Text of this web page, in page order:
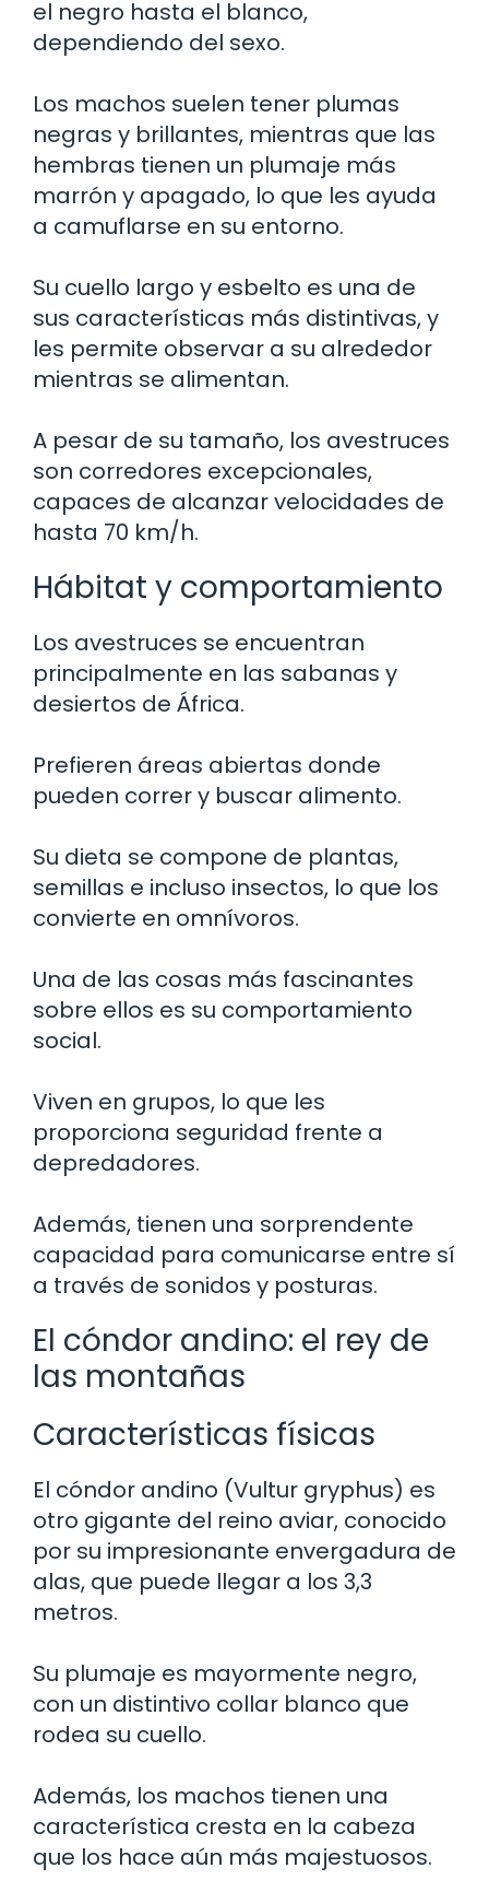
el negro hasta el blanco,
dependiendo del sexo.
Los machos suelen tener plumas
negras y brillantes, mientras que las
hembras tienen un plumaje más
marrón y apagado, lo que les ayuda
a camuflarse en su entorno.
Su cuello largo y esbelto es una de
sus características más distintivas, y
les permite observar a su alrededor
mientras se alimentan.
A pesar de su tamaño, los avestruces
son corredores excepcionales,
capaces de alcanzar velocidades de
hasta 70 km/h.
Hábitat y comportamiento
Los avestruces se encuentran
principalmente en las sabanas y
desiertos de África.
Prefieren áreas abiertas donde
pueden correr y buscar alimento.
Su dieta se compone de plantas,
semillas e incluso insectos, lo que los
convierte en omnívoros.
Una de las cosas más fascinantes
sobre ellos es su comportamiento
social.
Viven en grupos, lo que les
proporciona seguridad frente a
depredadores.
Además, tienen una sorprendente
capacidad para comunicarse entre sí
a través de sonidos y posturas.
El cóndor andino: el rey de
las montañas
Características físicas
El cóndor andino (Vultur gryphus) es
otro gigante del reino aviar, conocido
por su impresionante envergadura de
alas, que puede llegar a los 3,3
metros.
Su plumaje es mayormente negro,
con un distintivo collar blanco que
rodea su cuello.
Además, los machos tienen una
característica cresta en la cabeza
que los hace aún más majestuosos.